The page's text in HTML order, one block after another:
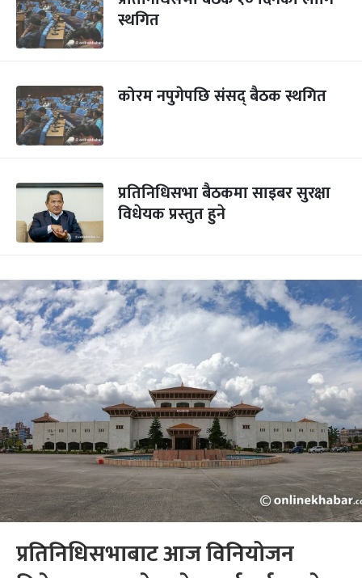
स्थगित
कोरम नपुगेपछि संसद् बैठक स्थगित
प्रतिनिधिसभा बैठकमा साइबर सुरक्षा
विधेयक प्रस्तुत हुने
प्रतिनिधिसभाबाट आज विनियोजन